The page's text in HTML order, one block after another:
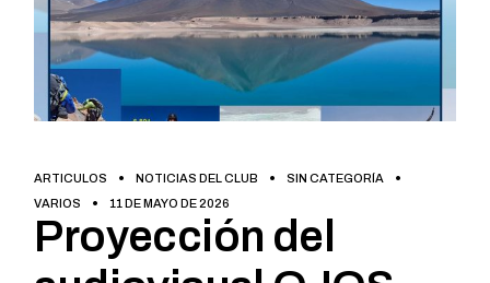
ARTICULOS NOTICIAS DEL CLUB
SIN CATEGORÍA
VARIOS
11 DE MAYO DE 2026
Proyección del